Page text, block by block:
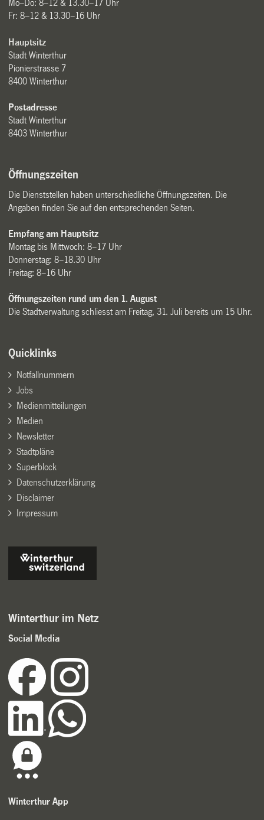
Mo–Do: 8–12 & 13.30–17 Uhr
Fr: 8–12 & 13.30–16 Uhr
Hauptsitz
Stadt Winterthur
Pionierstrasse 7
8400 Winterthur
Postadresse
Stadt Winterthur
8403 Winterthur
Öffnungszeiten
Die Dienststellen haben unterschiedliche Öffnungszeiten. Die
Angaben finden Sie auf den entsprechenden Seiten.
Empfang am Hauptsitz
Montag bis Mittwoch: 8–17 Uhr
Donnerstag: 8–18.30 Uhr
Freitag: 8–16 Uhr
Öffnungszeiten rund um den 1. August
Die Stadtverwaltung schliesst am Freitag, 31. Juli bereits um 15 Uhr.
Quicklinks
Notfallnummern
Jobs
Medienmitteilungen
Medien
Newsletter
Stadtpläne
Superblock
Datenschutzerklärung
Disclaimer
Impressum
Winterthur im Netz
Social Media
Winterthur App